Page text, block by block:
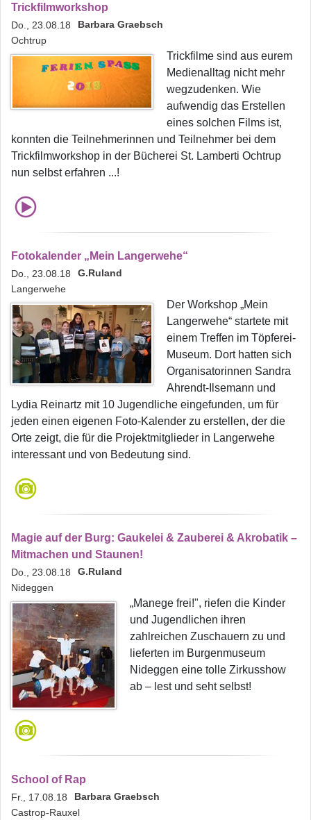
Trickfilmworkshop
Do., 23.08.18 Barbara Graebsch
Ochtrup
Trickfilme sind aus eurem
Medienalltag nicht mehr
wegzudenken. Wie
aufwendig das Erstellen
eines solchen Films ist,
konnten die Teilnehmerinnen und Teilnehmer bei dem
Trickfilmworkshop in der Bücherei St. Lamberti Ochtrup
nun selbst erfahren ...!
Fotokalender „Mein Langerwehe“
Do., 23.08.18 G.Ruland
Langerwehe
Der Workshop „Mein
Langerwehe“ startete mit
einem Treffen im Töpferei-
Museum. Dort hatten sich
Organisatorinnen Sandra
Ahrendt-Ilsemann und
Lydia Reinartz mit 10 Jugendliche eingefunden, um für
jeden einen eigenen Foto-Kalender zu erstellen, der die
Orte zeigt, die für die Projektmitglieder in Langerwehe
interessant und von Bedeutung sind.
Magie auf der Burg: Gaukelei & Zauberei & Akrobatik –
Mitmachen und Staunen!
Do., 23.08.18 G.Ruland
Nideggen
„Manege frei!", riefen die Kinder
und Jugendlichen ihren
zahlreichen Zuschauern zu und
lieferten im Burgenmuseum
Nideggen eine tolle Zirkusshow
ab – lest und seht selbst!
School of Rap
Fr., 17.08.18 Barbara Graebsch
Castrop-Rauxel